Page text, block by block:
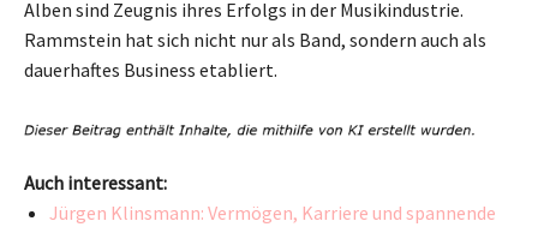
Alben sind Zeugnis ihres Erfolgs in der Musikindustrie.
Rammstein hat sich nicht nur als Band, sondern auch als
dauerhaftes Business etabliert.
Auch interessant:
Jürgen Klinsmann: Vermögen, Karriere und spannende